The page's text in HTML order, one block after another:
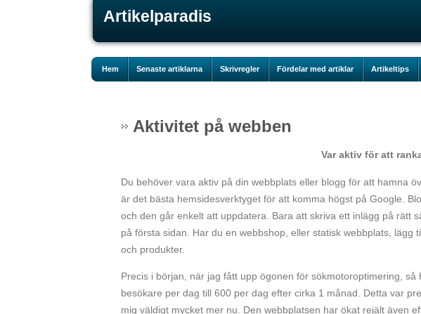
Artikelparadis
Hem Senaste artiklarna Skrivregler Fördelar med artiklar Artikeltips
Aktivitet på webben
Var aktiv för att
Du behöver vara aktiv på din webbplats eller blogg för att hamna
är det bästa hemsidesverktyget för att komma högst på Google.
och den går enkelt att uppdatera. Bara att skriva ett inlägg på rätt
på första sidan. Har du en webbshop, eller statisk webbplats,
och produkter.
Precis i början, när jag fått upp ögonen för sökmotoroptimering,
besökare per dag till 600 per dag efter cirka 1 månad. Detta var
mig väldigt mycket mer nu. Den webbplatsen har ökat rejält även